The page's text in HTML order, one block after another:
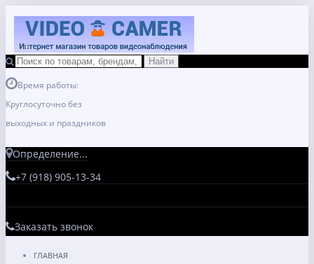
Время работы:
Круглосуточно без
выходных и праздников
Определение...
+7 (918) 905-13-34
Заказать звонок
ГЛАВНАЯ